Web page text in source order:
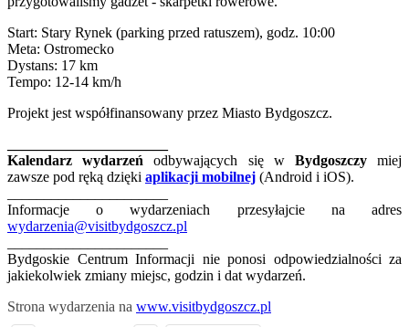
Start: Stary Rynek (parking przed ratuszem), godz. 10:00
Meta: Ostromecko
Dystans: 17 km
Tempo: 12-14 km/h
Projekt jest współfinansowany przez Miasto Bydgoszcz.
Kalendarz wydarzeń odbywających się w Bydgoszczymiej
zawsze pod ręką dzięki aplikacji mobilnej (Android i iOS).
Informacje o wydarzeniach przesyłajcie na adres
wydarzenia@visitbydgoszcz.pl
Bydgoskie Centrum Informacji nie ponosi odpowiedzialności za
jakiekolwiek zmiany miejsc, godzin i dat wydarzeń.
Strona wydarzenia na www.visitbydgoszcz.pl